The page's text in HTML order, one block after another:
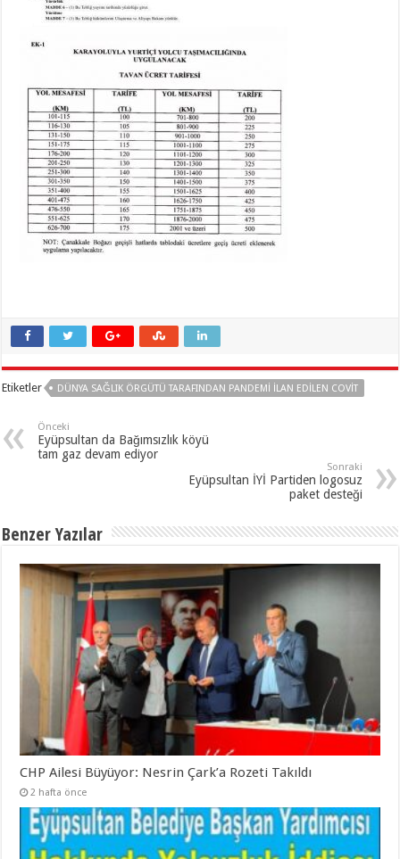
Etiketler DÜNYA SAĞLIK ÖRGÜTÜ TARAFINDAN PANDEMI ILAN EDILEN COVİT
Önceki
Eyüpsultan da Bağımsızlık köyü
tam gaz devam ediyor
Sonraki
Eyüpsultan İYİ Partiden logosuz
paket desteği
Benzer Yazılar
CHP Ailesi Büyüyor: Nesrin Çark’a Rozeti Takıldı
2 hafta önce